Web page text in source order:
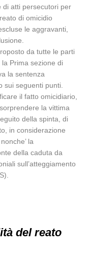
di atti persecutori per
di omicidio
le aggravanti,
da tutte le parti
Prima sezione di
la sentenza
sui seguenti punti.
il fatto omicidiario,
la vittima
della spinta, di
in considerazione
la
della caduta da
sull’atteggiamento
del reato